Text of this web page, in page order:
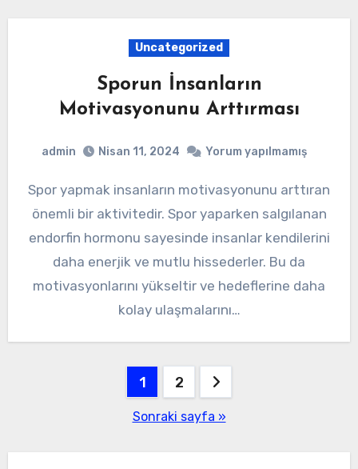
Uncategorized
Sporun İnsanların
Motivasyonunu Arttırması
admin Nisan 11, 2024 Yorum yapılmamış
Spor yapmak insanların motivasyonunu arttıran
önemli bir aktivitedir. Spor yaparken salgılanan
endorfin hormonu sayesinde insanlar kendilerini
daha enerjik ve mutlu hissederler. Bu da
motivasyonlarını yükseltir ve hedeflerine daha
kolay ulaşmalarını…
sayfalaması
1 2
Sonraki sayfa »